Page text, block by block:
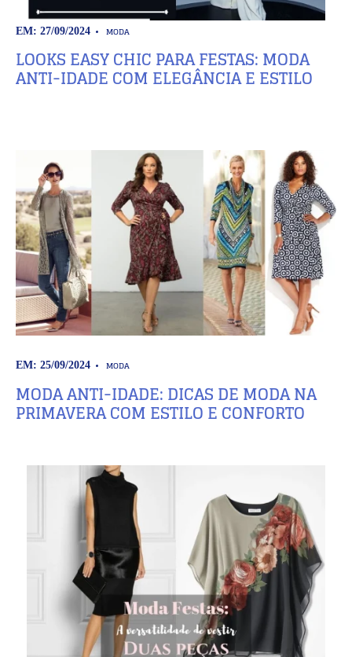
EM: 27/09/2024 MODA
LOOKS EASY CHIC PARA FESTAS: MODA
ANTI-IDADE COM ELEGÂNCIA E ESTILO
EM: 25/09/2024 MODA
MODA ANTI-IDADE: DICAS DE MODA NA
PRIMAVERA COM ESTILO E CONFORTO